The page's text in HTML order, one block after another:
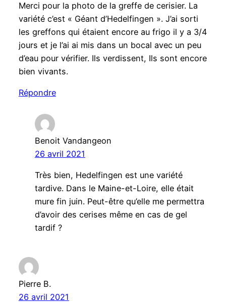
Merci pour la photo de la greffe de cerisier. La
variété c’est « Géant d’Hedelfingen ». J’ai sorti
les greffons qui étaient encore au frigo il y a 3/4
jours et je l’ai ai mis dans un bocal avec un peu
d’eau pour vérifier. Ils verdissent, Ils sont encore
bien vivants.
Répondre
Benoit Vandangeon
26 avril 2021
Très bien, Hedelfingen est une variété
tardive. Dans le Maine-et-Loire, elle était
mure fin juin. Peut-être qu’elle me permettra
d’avoir des cerises même en cas de gel
tardif ?
Pierre B.
26 avril 2021